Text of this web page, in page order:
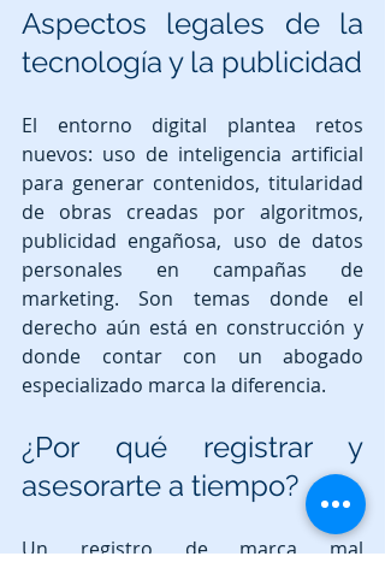
Aspectos legales de la
tecnología y la publicidad
El entorno digital plantea retos
nuevos: uso de inteligencia artificial
para generar contenidos, titularidad
de obras creadas por algoritmos,
publicidad engañosa, uso de datos
personales en campañas de
marketing. Son temas donde el
derecho aún está en construcción y
donde contar con un abogado
especializado marca la diferencia.
¿Por qué registrar y
asesorarte a tiempo?
Un registro de marca mal